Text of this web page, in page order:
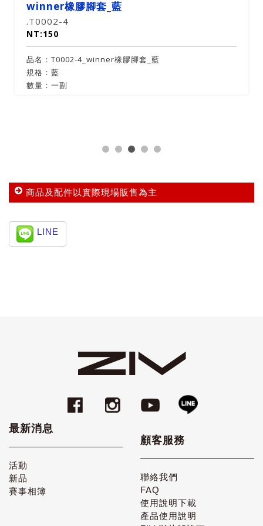
winner橡膠腳套_藍
.T0002-4
NT:150
品名：T0002-4_winner橡膠腳套_藍
規格：藍
數量：一副
商品及配件以實際現場販售為主
LINE
最新消息
活動
新品
賽事相簿
顧客服務
聯絡我們
FAQ
使用說明下載
產品使用說明